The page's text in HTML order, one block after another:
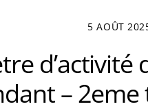
5 AOÛT
d’activité
–